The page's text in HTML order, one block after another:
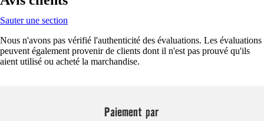
Sauter une section
Nous n'avons pas vérifié l'authenticité des évaluations. Les évaluations
peuvent également provenir de clients dont il n'est pas prouvé qu'ils
aient utilisé ou acheté la marchandise.
Paiement par